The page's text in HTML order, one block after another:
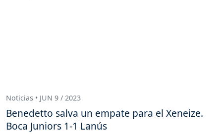
Noticias • JUN 9 / 2023
Benedetto salva un empate para el Xeneize.
Boca Juniors 1-1 Lanús